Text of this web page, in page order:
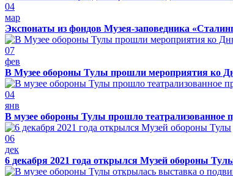
04
мар
Экспонаты из фондов Музея-заповедника
07
фев
В Музее обороны Тулы прошли мероприятия ко
04
янв
В музее обороны Тулы прошло театрализованное
06
дек
6 декабря 2021 года открылся Музей обороны